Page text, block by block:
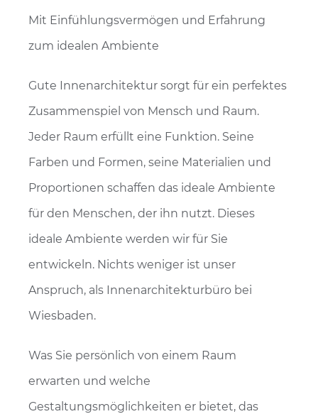
Mit Einfühlungsvermögen und Erfahrung
zum idealen Ambiente
Gute Innenarchitektur sorgt für ein perfektes
Zusammenspiel von Mensch und Raum.
Jeder Raum erfüllt eine Funktion. Seine
Farben und Formen, seine Materialien und
Proportionen schaffen das ideale Ambiente
für den Menschen, der ihn nutzt. Dieses
ideale Ambiente werden wir für Sie
entwickeln. Nichts weniger ist unser
Anspruch, als Innenarchitekturbüro bei
Wiesbaden.
Was Sie persönlich von einem Raum
erwarten und welche
Gestaltungsmöglichkeiten er bietet, das